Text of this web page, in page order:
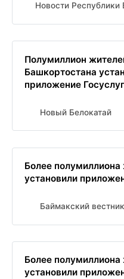
Полумиллион
Башкортостана
приложение
Новый Белокатай
Более
установили
Баймакский вестник
Более
установили